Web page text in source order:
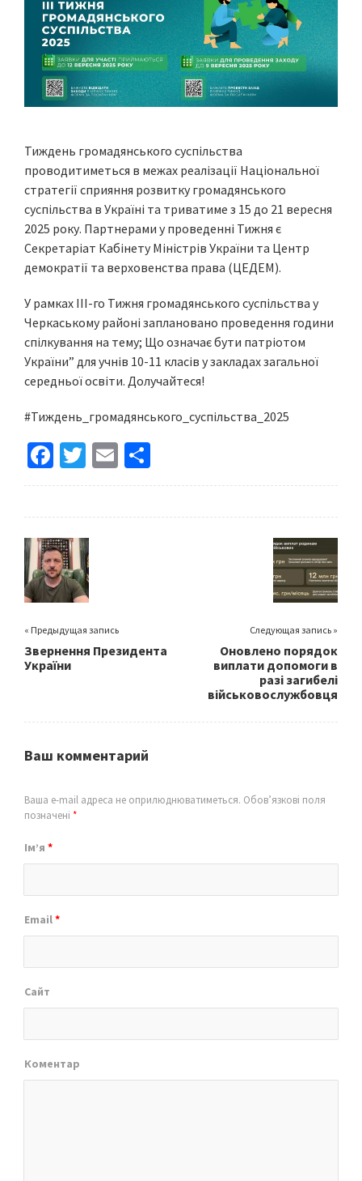
Тиждень громадянського суспільства
проводитиметься в межах реалізації Національної
стратегії сприяння розвитку громадянського
суспільства в Україні та триватиме з 15 до 21 вересня
2025 року. Партнерами у проведенні Тижня є
Секретаріат Кабінету Міністрів України та Центр
демократії та верховенства права (ЦЕДЕМ).
У рамках ІІІ-го Тижня громадянського суспільства у
Черкаському районі заплановано проведення години
спілкування на тему; Що означає бути патріотом
України” для учнів 10-11 класів у закладах загальної
середньої освіти. Долучайтеся!
#Тиждень_громадянського_суспільства_2025
Fa
ce
o
o
k
T
wi
er
E
m h
« Предыдущая запись
Звернення Президента
України
Следующая запись »
Оновлено порядок
виплати допомоги в
разі загибелі
військовослужбовця
Ваш комментарий
Ваша e-mail адреса не оприлюднюватиметься. Обов’язкові поля
позначені *
Ім’я *
Email*
Сайт
Коментар